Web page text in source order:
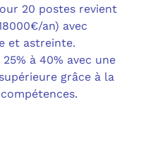
20 postes revient
an) avec
et astreinte.
à 40% avec une
grâce à la